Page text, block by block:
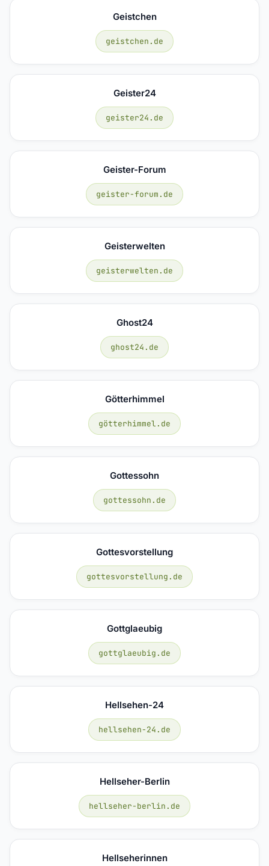
Geistchen
geistchen.de
Geister24
geister24.de
Geister-Forum
geister-forum.de
Geisterwelten
geisterwelten.de
Ghost24
ghost24.de
Götterhimmel
götterhimmel.de
Gottessohn
gottessohn.de
Gottesvorstellung
gottesvorstellung.de
Gottglaeubig
gottglaeubig.de
Hellsehen-24
hellsehen-24.de
Hellseher-Berlin
hellseher-berlin.de
Hellseherinnen